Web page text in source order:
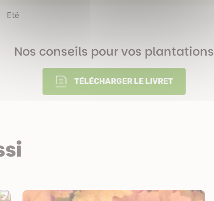
Eté
Nos conseils pour vos plantations
TÉLÉCHARGER LE LIVRET